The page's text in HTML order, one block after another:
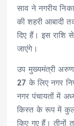
साव ने नगरीय
की शहरी आबादी
दिए हैं। इस राशि
जाएंगे।
उप मुख्यमंत्री अरुण
27 के लिए नगर
नगर पंचायतों में
किस्त के रूप में कुल
किए गए हैं। तीनों